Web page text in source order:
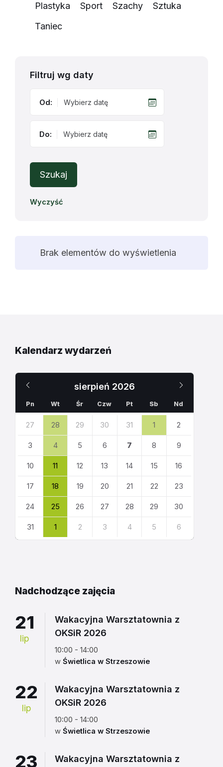
Plastyka
Sport Szachy
Sztuka
Taniec
Filtruj wg daty
Od:
Do:
Szukaj
Wyczyść
Brak elementów do wyświetlenia
Kalendarz wydarzeń
sierpień 2026
miesiąc
Pn Wt Śr Czw Pt Sb Nd
dni
kalendarza
27 28 29 30 31 1 2
3 4 5 6 7 8 9
10 11 12 13 14 15 16
17 18 19 20 21 22 23
24 25 26 27 28 29 30
31 1 2 3 4 5 6
Nadchodzące zajęcia
21
lip
Wakacyjna Warsztatownia z
OKSiR 2026
10:00 - 14:00
w Świetlica w Strzeszowie
22
lip
Wakacyjna Warsztatownia z
OKSiR 2026
10:00 - 14:00
w Świetlica w Strzeszowie
23 Wakacyjna Warsztatownia z